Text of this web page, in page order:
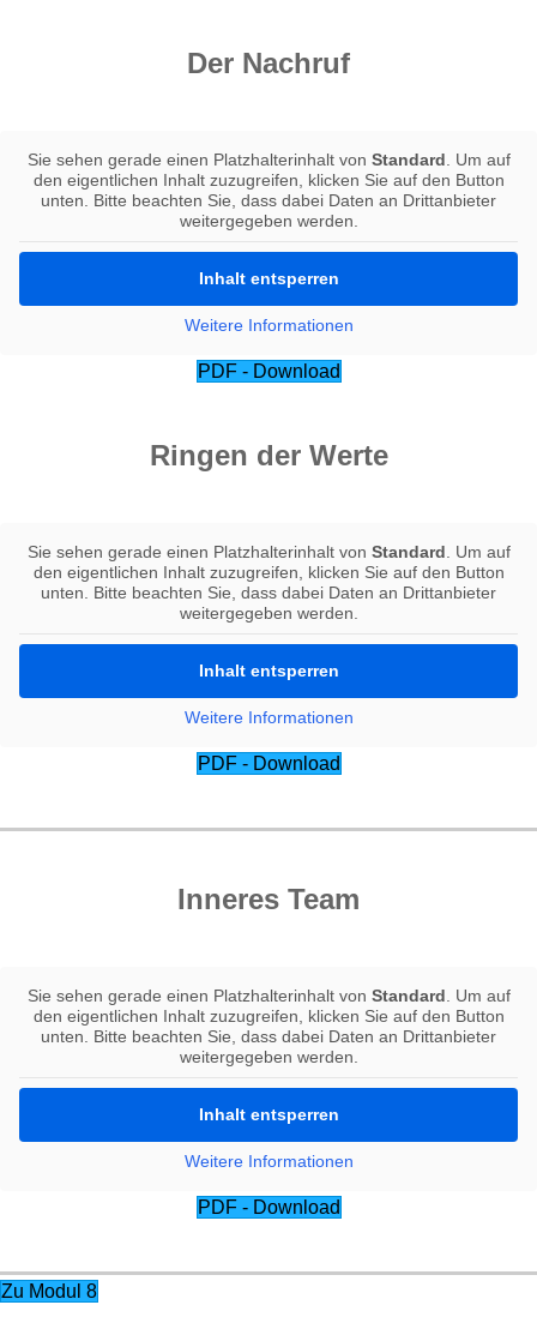
Der Nachruf
Sie sehen gerade einen Platzhalterinhalt von Standard . Um auf
den eigentlichen Inhalt zuzugreifen, klicken Sie auf den Button
unten. Bitte beachten Sie, dass dabei Daten an Drittanbieter
weitergegeben werden.
Inhalt entsperren
Weitere Informationen
PDF - Download
Ringen der Werte
Sie sehen gerade einen Platzhalterinhalt von Standard . Um auf
den eigentlichen Inhalt zuzugreifen, klicken Sie auf den Button
unten. Bitte beachten Sie, dass dabei Daten an Drittanbieter
weitergegeben werden.
Inhalt entsperren
Weitere Informationen
PDF - Download
Inneres Team
Sie sehen gerade einen Platzhalterinhalt von Standard . Um auf
den eigentlichen Inhalt zuzugreifen, klicken Sie auf den Button
unten. Bitte beachten Sie, dass dabei Daten an Drittanbieter
weitergegeben werden.
Inhalt entsperren
Weitere Informationen
PDF - Download
Zu Modul 8